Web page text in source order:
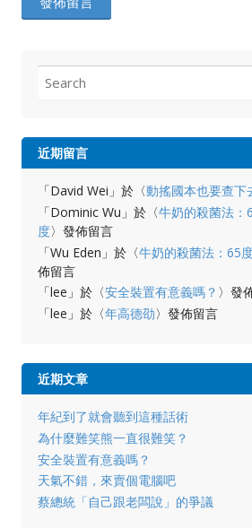
for:
近期留言
「David Wei 」於〈動搖國本也要查下
「Dominic Wu 」於〈牛奶的殺菌法：
度〉發佈留言
「Wu Eden 」於〈牛奶的殺菌法：65
佈留言
「lee 」於〈安全裝置有意義嗎？ 〉發
「lee 」於〈年高德劭〉發佈留言
近期文章
年紀到了就會聽到這種話術
為什麼難笑熊一直很難笑？
安全裝置有意義嗎？
天氣不錯，來賣個電腦吧
蔡總統「自己跟老闆說」的爭議